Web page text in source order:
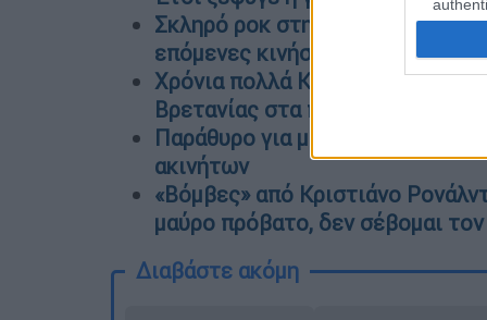
Σκληρό ροκ στην πολιτική
επόμενες κινήσεις της
Χρόνια πολλά Κάρολε: Γιατί
Βρετανίας στα πρησμένα χέρια
Παράθυρο για μειώσεις
ακινήτων
«Βόμβες» από Κριστιάνο
μαύρο πρόβατο, δεν σέβομαι
Διαβάστε ακόμη